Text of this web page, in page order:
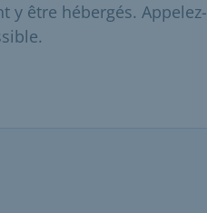
y être hébergés. Appelez-